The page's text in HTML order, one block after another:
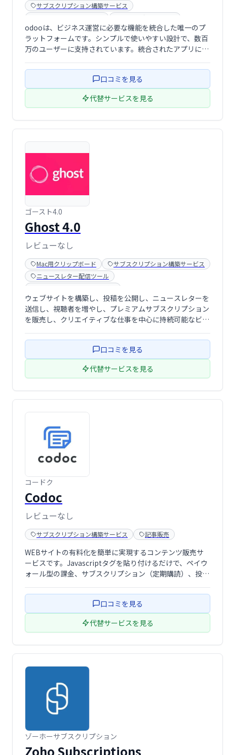
サブスクリプション構築サービス
ヘルプデスクツール
メールマーケティングツール
顧客管理システム(CRM)
odooは、ビジネス運営に必要な機能を統合した唯一のプ
ラットフォームです。シンプルで使いやすい設計で、数百
万のユーザーに支持されています。統合されたアプリによ
口コミを見る
代替サービスを見る
ゴースト4.0
Ghost 4.0
レビューなし
Mac用クリップボード
サブスクリプション構築サービス
ニュースレター配信ツール
ウェブサイトを構築し、投稿を公開し、ニュースレターを
送信し、視聴者を増やし、プレミアムサブスクリプション
を販売し、クリエイティブな仕事を中心に持続可能なビジ
らに多くのことを実行します。
口コミを見る
代替サービスを見る
コードク
Codoc
レビューなし
サブスクリプション構築サービス 記事販売
WEBサイトの有料化を簡単に実現するコンテンツ販売サ
ービスです。Javascriptタグを貼り付けるだけで、ペイウ
ォール型の課金、サブスクリプション（定期購読）、投げ
収益化手法を導入できます。WordPress専用プラグインの
提供もあり、初心者から …口コミを見る
代替サービスを見る
ゾーホーサブスクリプション
Zoho Subscriptions